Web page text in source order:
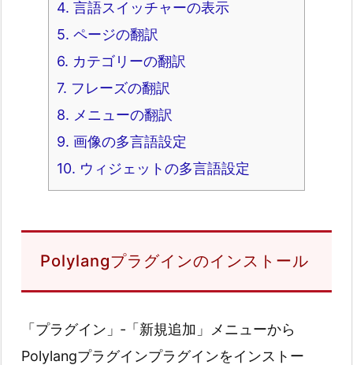
4. 言語スイッチャーの表示
5. ページの翻訳
6. カテゴリーの翻訳
7. フレーズの翻訳
8. メニューの翻訳
9. 画像の多言語設定
10. ウィジェットの多言語設定
Polylangプラグインのインストール
「プラグイン」‐「新規追加」メニューから
Polylangプラグインプラグインをインストー